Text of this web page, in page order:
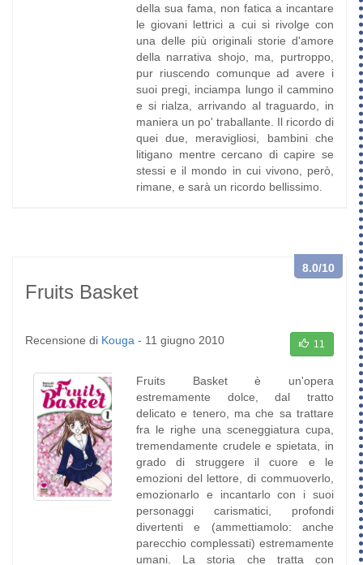
della sua fama, non fatica a incantare
le giovani lettrici a cui si rivolge con
una delle più originali storie d'amore
della narrativa shojo, ma, purtroppo,
pur riuscendo comunque ad avere i
suoi pregi, inciampa lungo il cammino
e si rialza, arrivando al traguardo, in
maniera un po' traballante. Il ricordo di
quei due, meravigliosi, bambini che
litigano mentre cercano di capire se
stessi e il mondo in cui vivono, però,
rimane, e sarà un ricordo bellissimo.
Fruits Basket
8.0/10
Recensione di Kouga - 11 giugno 2010 11
Fruits Basket è un'opera
estremamente dolce, dal tratto
delicato e tenero, ma che sa trattare
fra le righe una sceneggiatura cupa,
tremendamente crudele e spietata, in
grado di struggere il cuore e le
emozioni del lettore, di commuoverlo,
emozionarlo e incantarlo con i suoi
personaggi carismatici, profondi
divertenti e (ammettiamolo: anche
parecchio complessati) estremamente
umani. La storia che tratta con